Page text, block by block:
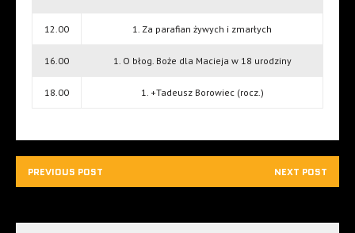
12.00 1. Za parafian żywych i zmarłych
16.00 1. O błog. Boże dla Macieja w 18 urodziny
18.00 1. +Tadeusz Borowiec (rocz.)
PREVIOUS POST NEXT POST